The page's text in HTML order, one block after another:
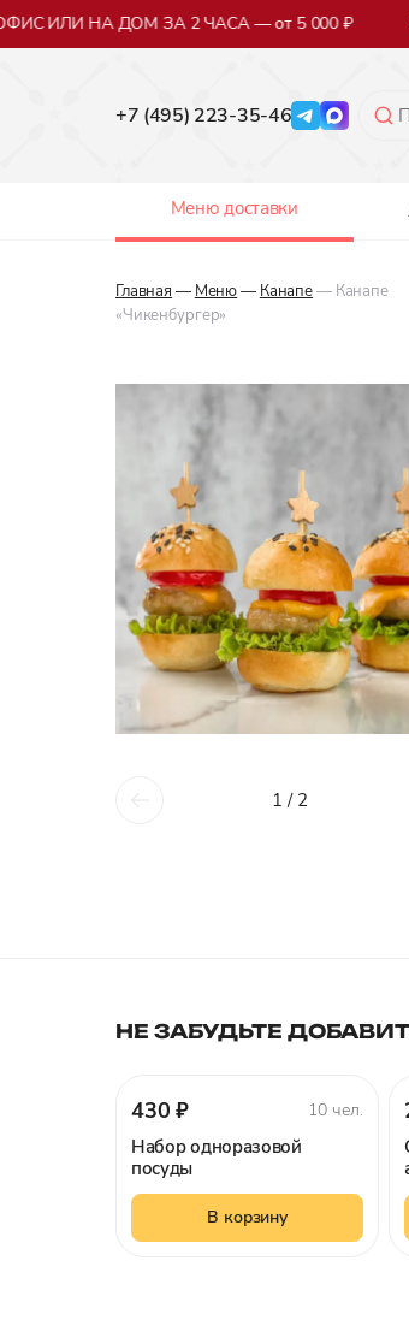
ИЛИ НА ДОМ ЗА 2 ЧАСА — от 5 000 ₽
+7 (495) 223-35-46
Меню доставки
Главная — Меню— Канапе— Канапе
«Чикенбургер»
1 / 2
НЕ ЗАБУДЬТЕ
430 ₽ 10 чел.
Набор одноразовой
посуды
В корзину